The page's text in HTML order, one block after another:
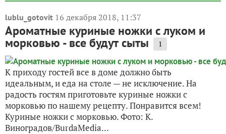
lublu_gotovit 16 декабря 2018, 11:37
Ароматные куриные ножки с луком и
морковью - все будут сыты 1
К приходу гостей все в доме должно быть
идеальным, и еда на столе — не исключение. На
радость гостям приготовьте куриные ножки с
морковью по нашему рецепту. Понравится всем!
Куриные ножки с морковью. Фото: К.
Виноградов/BurdaMedia...